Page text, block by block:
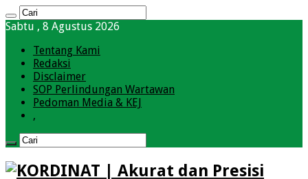
Sabtu , 8 Agustus 2026
Tentang Kami
Redaksi
Disclaimer
SOP Perlindungan Wartawan
Pedoman Media & KEJ
,